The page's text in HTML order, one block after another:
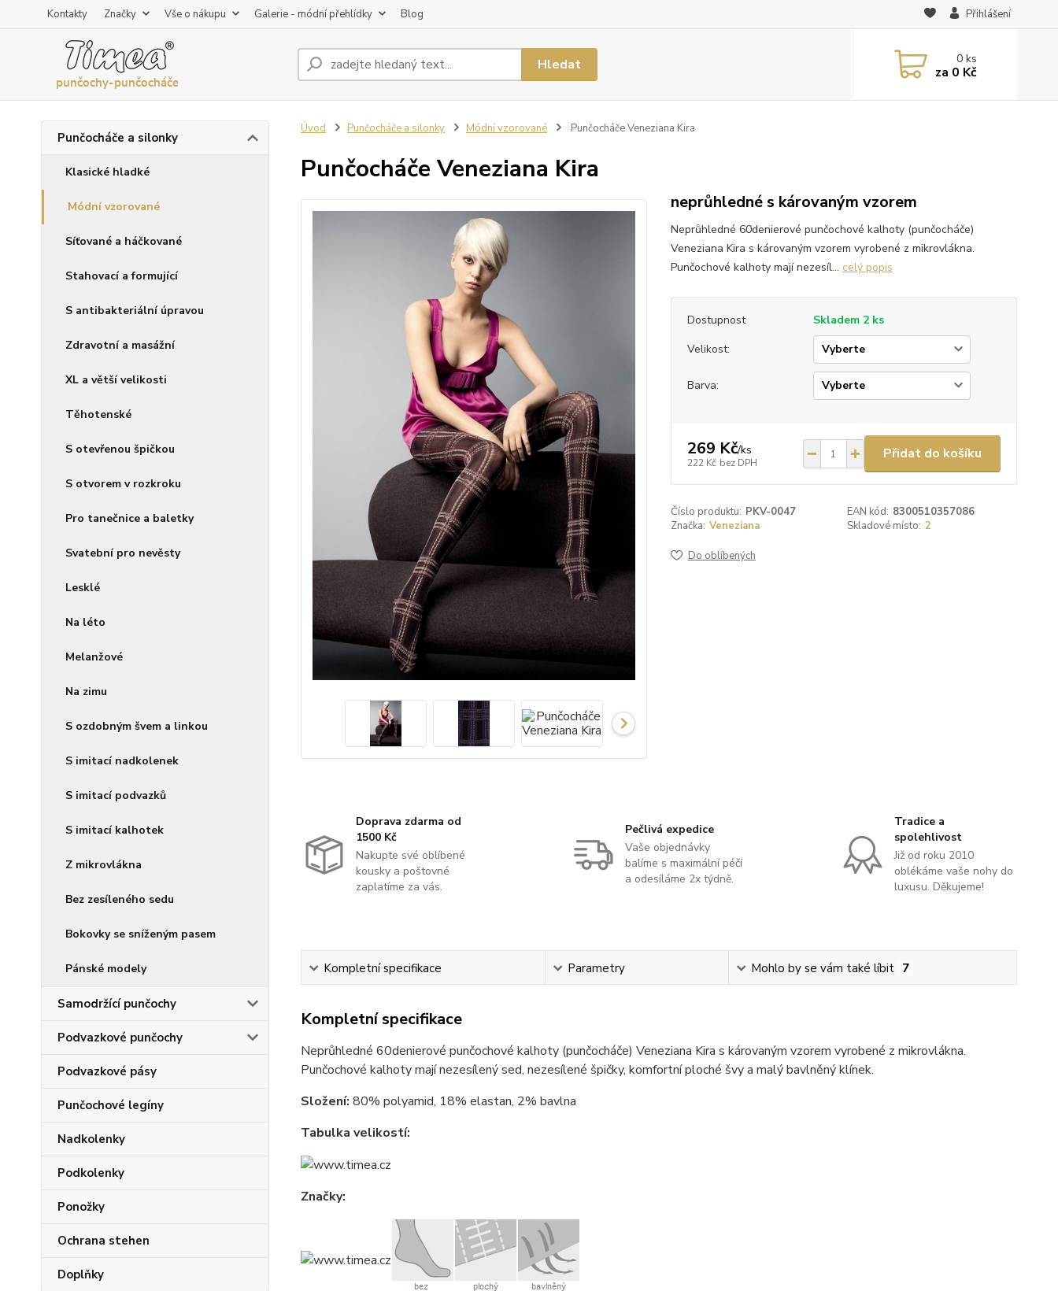
Kontakty Značky Vše o nákupu Galerie - módní přehlídky Blog Přihlášení
Hledat 0ks
za 0 Kč
Punčocháče a silonky
Klasické hladké
Módní vzorované
Síťované a háčkované
Stahovací a formující
S antibakteriální úpravou
Zdravotní a masážní
XL a větší velikosti
Těhotenské
S otevřenou špičkou
S otvorem v rozkroku
Pro tanečnice a baletky
Svatební pro nevěsty
Lesklé
Na léto
Melanžové
Na zimu
S ozdobným švem a linkou
S imitací nadkolenek
S imitací podvazků
S imitací kalhotek
Z mikrovlákna
Bez zesíleného sedu
Bokovky se sníženým pasem
Pánské modely
Samodržící punčochy
Podvazkové punčochy
Podvazkové pásy
Punčochové legíny
Nadkolenky
Podkolenky
Ponožky
Ochrana stehen
Doplňky
Úvod Punčocháče a silonky Módní vzorované Punčocháče Veneziana Kira
Punčocháče Veneziana Kira
neprůhledné s károvaným vzorem
Neprůhledné 60denierové punčochové kalhoty (punčocháče)
Veneziana Kira s károvaným vzorem vyrobené z mikrovlákna.
Punčochové kalhoty mají nezesíl... celý popis
Dostupnost
Skladem 2 ks
Velikost:
Barva:
269 Kč/ks
222 Kč bez DPH
Přidat do košíku
Číslo produktu: PKV-0047 EAN kód: 8300510357086
Značka: Veneziana Skladové místo: 2
Do oblíbených
Doprava zdarma od
1500 Kč
Nakupte své oblíbené
kousky a poštovné
zaplatíme za vás.
Pečlivá expedice
Vaše objednávky
balíme s maximální péčí
a odesíláme 2x týdně.
Tradice a
spolehlivost
Již od roku 2010
oblékáme vaše nohy do
luxusu. Děkujeme!
Kompletní specifikace Parametry Mohlo by se vám také líbit 7
Kompletní specifikace
Neprůhledné 60denierové punčochové kalhoty (punčocháče) Veneziana Kira s károvaným vzorem vyrobené z mikrovlákna.
Punčochové kalhoty mají nezesílený sed, nezesílené špičky, komfortní ploché švy a malý bavlněný klínek.
Složení: 80% polyamid, 18% elastan, 2% bavlna
Tabulka velikostí:
Značky: